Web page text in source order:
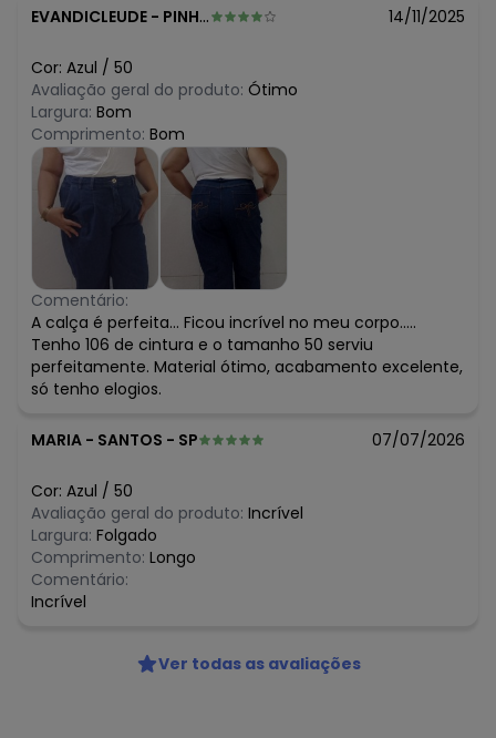
EVANDICLEUDE - PINHEIRO - MA 14/11/2025
Cor: Azul / 50
Avaliação geral do produto: Ótimo
Largura: Bom
Comprimento: Bom
Comentário:
A calça é perfeita... Ficou incrível no meu corpo.....
Tenho 106 de cintura e o tamanho 50 serviu
perfeitamente. Material ótimo, acabamento excelente,
só tenho elogios.
MARIA - SANTOS - SP 07/07/2026
Cor: Azul / 50
Avaliação geral do produto: Incrível
Largura: Folgado
Comprimento: Longo
Comentário:
Incrível
Ver todas as avaliações